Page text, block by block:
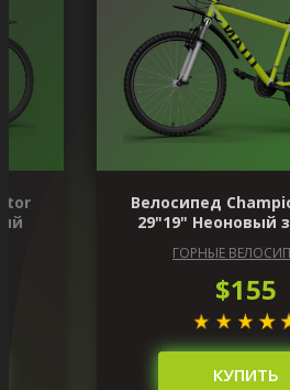
Велосипед
29"19" Неоновый
ГОРНЫЕ
$155
КУПИТЬ